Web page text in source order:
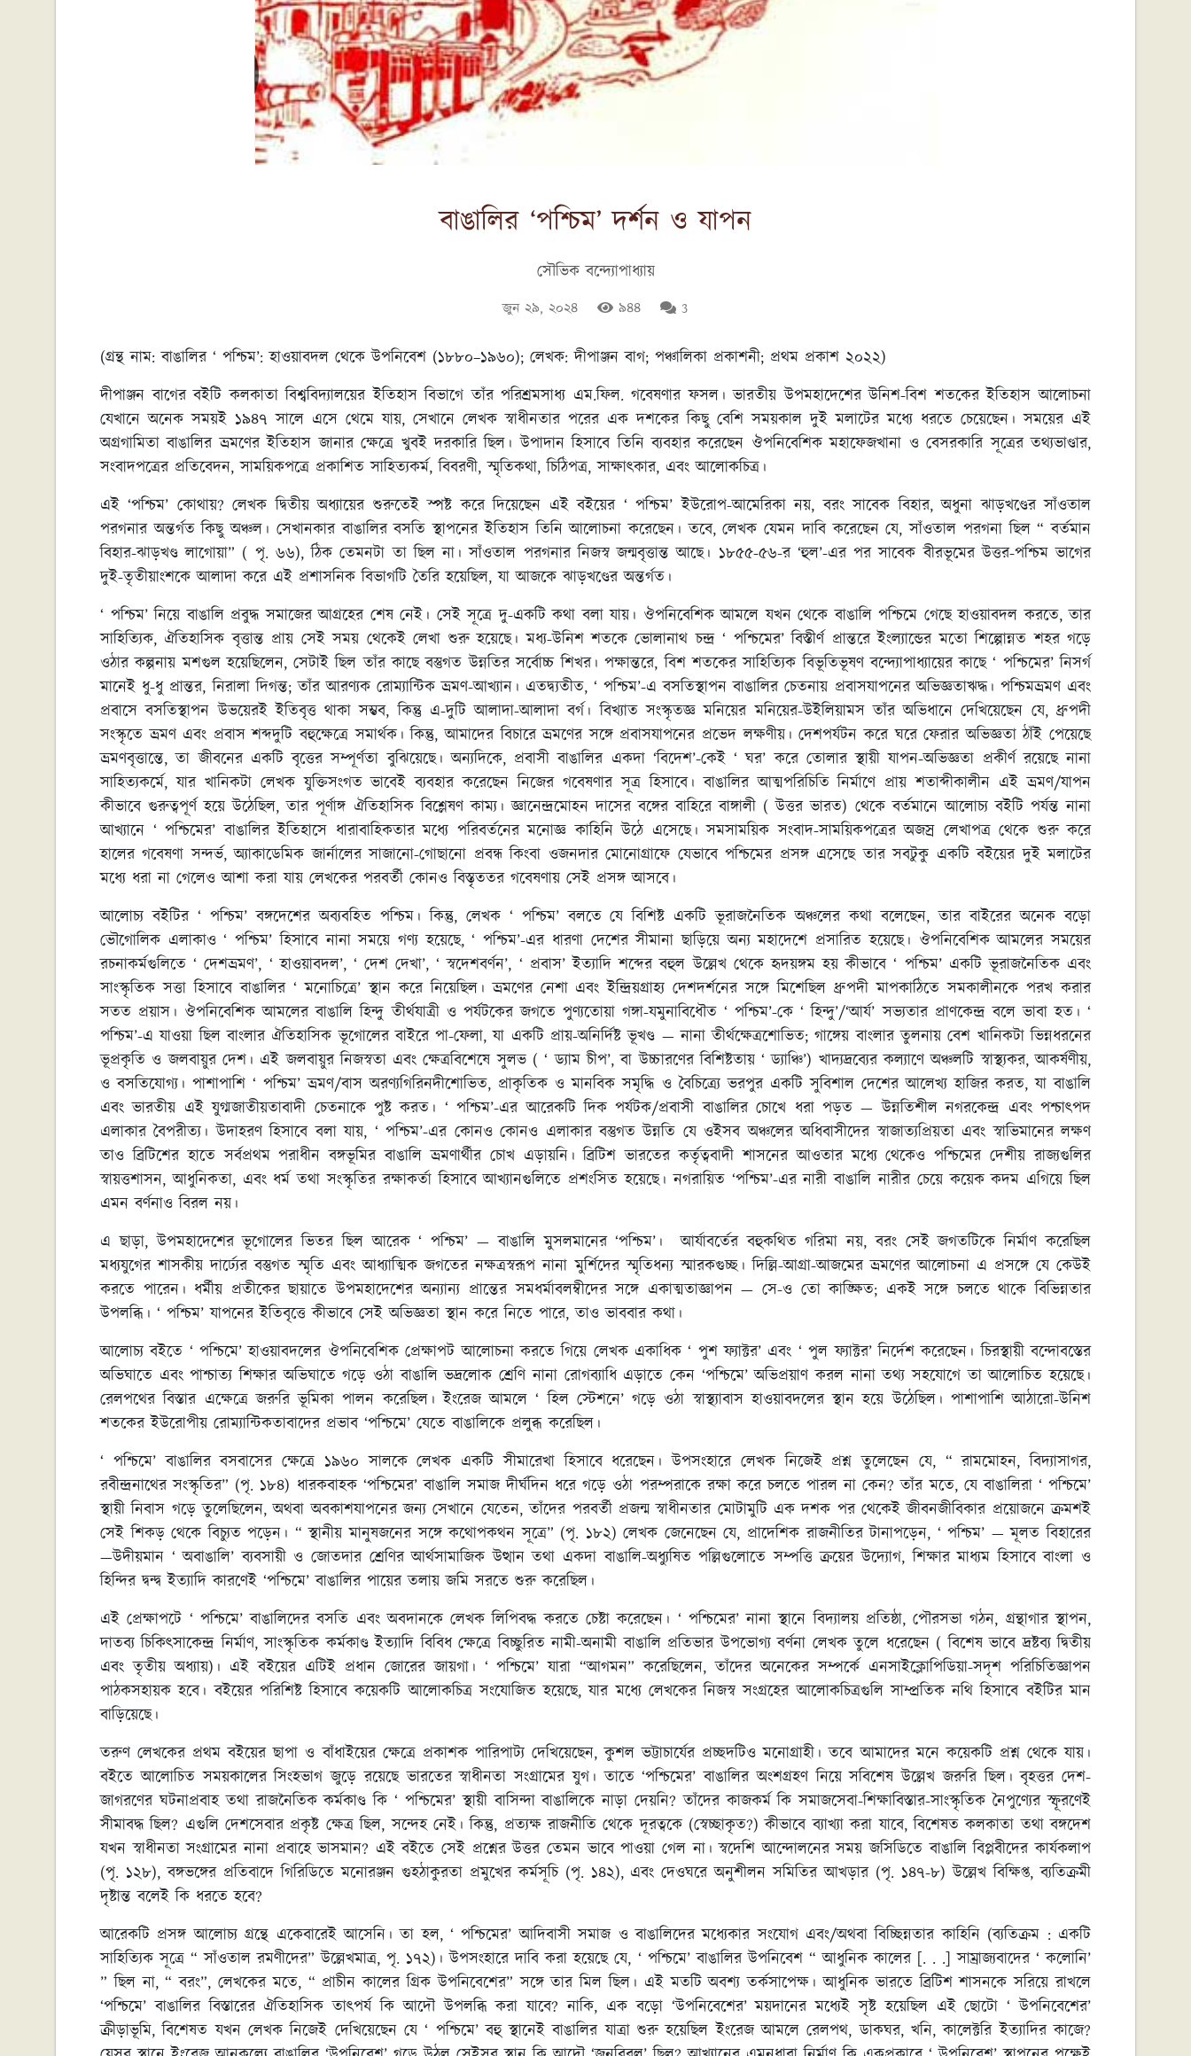
বাঙালির ‘পশ্চিম’ দর্শন ও যাপন
সৌভিক বন্দ্যোপাধ্যায়
জুন ২৯, ২০২৪ ৯৪৪ 3
(গ্রন্থ নাম:বাঙালির‘ পশ্চিম’:হাওয়াবদল থেকে উপনিবেশ (১৮৮০–১৯৬০); লেখক:দীপাঞ্জন বাগ; পঞ্চালিকা প্রকাশনী; প্রথম প্রকাশ ২০২২)
দীপাঞ্জন বাগের বইটি কলকাতা বিশ্ববিদ্যালয়ের ইতিহাস বিভাগে তাঁর পরিশ্রমসাধ্য এম.ফিল. গবেষণার ফসল। ভারতীয় উপমহাদেশের উনিশ-বিশ শতকের ইতিহাস আলোচনা
যেখানে অনেক সময়ই ১৯৪৭ সালে এসে থেমে যায়, সেখানে লেখক স্বাধীনতার পরের এক দশকের কিছু বেশি সময়কাল দুই মলাটের মধ্যে ধরতে চেয়েছেন। সময়ের এই
অগ্রগামিতা বাঙালির ভ্রমণের ইতিহাস জানার ক্ষেত্রে খুবই দরকারি ছিল। উপাদান হিসাবে তিনি ব্যবহার করেছেন ঔপনিবেশিক মহাফেজখানা ও বেসরকারি সূত্রের তথ্যভাণ্ডার,
সংবাদপত্রের প্রতিবেদন, সাময়িকপত্রে প্রকাশিত সাহিত্যকর্ম, বিবরণী, স্মৃতিকথা, চিঠিপত্র, সাক্ষাৎকার, এবং আলোকচিত্র।
এই ‘পশ্চিম’ কোথায়? লেখক দ্বিতীয় অধ্যায়ের শুরুতেই স্পষ্ট করে দিয়েছেন এই বইয়ের ‘ পশ্চিম’ ইউরোপ-আমেরিকা নয়, বরং সাবেক বিহার, অধুনা ঝাড়খণ্ডের সাঁওতাল
পরগনার অন্তর্গত কিছু অঞ্চল। সেখানকার বাঙালির বসতি স্থাপনের ইতিহাস তিনি আলোচনা করেছেন। তবে, লেখক যেমন দাবি করেছেন যে, সাঁওতাল পরগনা ছিল “ বর্তমান
বিহার-ঝাড়খণ্ড লাগোয়া” ( পৃ. ৬৬), ঠিক তেমনটা তা ছিল না। সাঁওতাল পরগনার নিজস্ব জন্মবৃত্তান্ত আছে। ১৮৫৫-৫৬-র ‘হুল’-এর পর সাবেক বীরভূমের উত্তর-পশ্চিম ভাগের
দুই-তৃতীয়াংশকে আলাদা করে এই প্রশাসনিক বিভাগটি তৈরি হয়েছিল, যা আজকে ঝাড়খণ্ডের অন্তর্গত।
‘ পশ্চিম’ নিয়ে বাঙালি প্রবুদ্ধ সমাজের আগ্রহের শেষ নেই। সেই সূত্রে দু-একটি কথা বলা যায়। ঔপনিবেশিক আমলে যখন থেকে বাঙালি পশ্চিমে গেছে হাওয়াবদল করতে, তার
সাহিত্যিক, ঐতিহাসিক বৃত্তান্ত প্রায় সেই সময় থেকেই লেখা শুরু হয়েছে। মধ্য-উনিশ শতকে ভোলানাথ চন্দ্র ‘ পশ্চিমের’ বিস্তীর্ণ প্রান্তরে ইংল্যান্ডের মতো শিল্পোন্নত শহর গড়ে
ওঠার কল্পনায় মশগুল হয়েছিলেন, সেটাই ছিল তাঁর কাছে বস্তুগত উন্নতির সর্বোচ্চ শিখর। পক্ষান্তরে, বিশ শতকের সাহিত্যিক বিভূতিভূষণ বন্দ্যোপাধ্যায়ের কাছে ‘ পশ্চিমের’ নিসর্গ
মানেই ধু-ধু প্রান্তর, নিরালা দিগন্ত; তাঁর আরণ্যক রোম্যান্টিক ভ্রমণ-আখ্যান। এতদ্ব্যতীত, ‘ পশ্চিম’-এ বসতিস্থাপন বাঙালির চেতনায় প্রবাসযাপনের অভিজ্ঞতাঋদ্ধ। পশ্চিমভ্রমণ এবং
প্রবাসে বসতিস্থাপন উভয়েরই ইতিবৃত্ত থাকা সম্ভব, কিন্তু এ-দুটি আলাদা-আলাদা বর্গ। বিখ্যাত সংস্কৃতজ্ঞ মনিয়ের মনিয়ের-উইলিয়ামস তাঁর অভিধানে দেখিয়েছেন যে, ধ্রুপদী
সংস্কৃতে ভ্রমণ এবং প্রবাস শব্দদুটি বহুক্ষেত্রে সমার্থক। কিন্তু, আমাদের বিচারে ভ্রমণের সঙ্গে প্রবাসযাপনের প্রভেদ লক্ষণীয়। দেশপর্যটন করে ঘরে ফেরার অভিজ্ঞতা ঠাঁই পেয়েছে
ভ্রমণবৃত্তান্তে, তা জীবনের একটি বৃত্তের সম্পূর্ণতা বুঝিয়েছে। অন্যদিকে, প্রবাসী বাঙালির একদা ‘বিদেশ’-কেই ‘ ঘর’ করে তোলার স্থায়ী যাপন-অভিজ্ঞতা প্রকীর্ণ র‍য়েছে নানা
সাহিত্যকর্মে, যার খানিকটা লেখক যুক্তিসংগত ভাবেই ব্যবহার করেছেন নিজের গবেষণার সূত্র হিসাবে। বাঙালির আত্মপরিচিতি নির্মাণে প্রায় শতাব্দীকালীন এই ভ্রমণ/যাপন
কীভাবে গুরুত্বপূর্ণ হয়ে উঠেছিল, তার পূর্ণাঙ্গ ঐতিহাসিক বিশ্লেষণ কাম্য। জ্ঞানেন্দ্রমোহন দাসের বঙ্গের বাহিরে বাঙ্গালী ( উত্তর ভারত) থেকে বর্তমানে আলোচ্য বইটি পর্যন্ত নানা
আখ্যানে ‘ পশ্চিমের’ বাঙালির ইতিহাসে ধারাবাহিকতার মধ্যে পরিবর্তনের মনোজ্ঞ কাহিনি উঠে এসেছে। সমসাময়িক সংবাদ-সাময়িকপত্রের অজস্র লেখাপত্র থেকে শুরু করে
হালের গবেষণা সন্দর্ভ, অ্যাকাডেমিক জার্নালের সাজানো-গোছানো প্রবন্ধ কিংবা ওজনদার মোনোগ্রাফে যেভাবে পশ্চিমের প্রসঙ্গ এসেছে তার সবটুকু একটি বইয়ের দুই মলাটের
মধ্যে ধরা না গেলেও আশা করা যায় লেখকের পরবর্তী কোনও বিস্তৃততর গবেষণায় সেই প্রসঙ্গ আসবে।
আলোচ্য বইটির ‘ পশ্চিম’ বঙ্গদেশের অব্যবহিত পশ্চিম। কিন্তু, লেখক ‘ পশ্চিম’ বলতে যে বিশিষ্ট একটি ভূরাজনৈতিক অঞ্চলের কথা বলেছেন, তার বাইরের অনেক বড়ো
ভৌগোলিক এলাকাও ‘ পশ্চিম’ হিসাবে নানা সময়ে গণ্য হয়েছে, ‘ পশ্চিম’-এর ধারণা দেশের সীমানা ছাড়িয়ে অন্য মহাদেশে প্রসারিত হয়েছে। ঔপনিবেশিক আমলের সময়ের
রচনাকর্মগুলিতে ‘ দেশভ্রমণ’, ‘ হাওয়াবদল’, ‘ দেশ দেখা’, ‘ স্বদেশবর্ণন’, ‘ প্রবাস’ ইত্যাদি শব্দের বহুল উল্লেখ থেকে হৃদয়ঙ্গম হয় কীভাবে ‘ পশ্চিম’ একটি ভূরাজনৈতিক এবং
সাংস্কৃতিক সত্তা হিসাবে বাঙালির ‘ মনোচিত্রে’ স্থান করে নিয়েছিল। ভ্রমণের নেশা এবং ইন্দ্রিয়গ্রাহ্য দেশদর্শনের সঙ্গে মিশেছিল ধ্রুপদী মাপকাঠিতে সমকালীনকে পরখ করার
সতত প্রয়াস। ঔপনিবেশিক আমলের বাঙালি হিন্দু তীর্থযাত্রী ও পর্যটকের জগতে পুণ্যতোয়া গঙ্গা-যমুনাবিধৌত ‘ পশ্চিম’-কে ‘ হিন্দু’/‘আর্য’ সভ্যতার প্রাণকেন্দ্র বলে ভাবা হত। ‘
পশ্চিম’-এ যাওয়া ছিল বাংলার ঐতিহাসিক ভূগোলের বাইরে পা-ফেলা, যা একটি প্রায়-অনির্দিষ্ট ভূখণ্ড — নানা তীর্থক্ষেত্রশোভিত; গাঙ্গেয় বাংলার তুলনায় বেশ খানিকটা ভিন্নধরনের
ভূপ্রকৃতি ও জলবায়ুর দেশ। এই জলবায়ুর নিজস্বতা এবং ক্ষেত্রবিশেষে সুলভ ( ‘ ড্যাম চীপ’, বা উচ্চারণের বিশিষ্টতায় ‘ ড্যাঞ্চি’) খাদ্যদ্রব্যের কল্যাণে অঞ্চলটি স্বাস্থ্যকর, আকর্ষণীয়,
ও বসতিযোগ্য। পাশাপাশি ‘ পশ্চিম’ ভ্রমণ/বাস অরণ্যগিরিনদীশোভিত, প্রাকৃতিক ও মানবিক সমৃদ্ধি ও বৈচিত্র্যে ভরপুর একটি সুবিশাল দেশের আলেখ্য হাজির করত, যা বাঙালি
এবং ভারতীয় এই যুগ্মজাতীয়তাবাদী চেতনাকে পুষ্ট করত। ‘ পশ্চিম’-এর আরেকটি দিক পর্যটক/প্রবাসী বাঙালির চোখে ধরা পড়ত — উন্নতিশীল নগরকেন্দ্র এবং পশ্চাৎপদ
এলাকার বৈপরীত্য। উদাহরণ হিসাবে বলা যায়, ‘ পশ্চিম’-এর কোনও কোনও এলাকার বস্তুগত উন্নতি যে ওইসব অঞ্চলের অধিবাসীদের স্বাজাত্যপ্রিয়তা এবং স্বাভিমানের লক্ষণ
তাও ব্রিটিশের হাতে সর্বপ্রথম পরাধীন বঙ্গভূমির বাঙালি ভ্রমণার্থীর চোখ এড়ায়নি। ব্রিটিশ ভারতের কর্তৃত্ববাদী শাসনের আওতার মধ্যে থেকেও পশ্চিমের দেশীয় রাজ্যগুলির
স্বায়ত্তশাসন, আধুনিকতা, এবং ধর্ম তথা সংস্কৃতির রক্ষাকর্তা হিসাবে আখ্যানগুলিতে প্রশংসিত হয়েছে। নগরায়িত ‘পশ্চিম’-এর নারী বাঙালি নারীর চেয়ে কয়েক কদম এগিয়ে ছিল
এমন বর্ণনাও বিরল নয়।
এ ছাড়া, উপমহাদেশের ভূগোলের ভিতর ছিল আরেক ‘ পশ্চিম’ — বাঙালি মুসলমানের ‘পশ্চিম’। আর্যাবর্তের বহুকথিত গরিমা নয়, বরং সেই জগতটিকে নির্মাণ করেছিল
মধ্যযুগের শাসকীয় দার্ঢ্যের বস্তুগত স্মৃতি এবং আধ্যাত্মিক জগতের নক্ষত্রস্বরূপ নানা মুর্শিদের স্মৃতিধন্য স্মারকগুচ্ছ। দিল্লি-আগ্রা-আজমের ভ্রমণের আলোচনা এ প্রসঙ্গে যে কেউই
করতে পারেন। ধর্মীয় প্রতীকের ছায়াতে উপমহাদেশের অন্যান্য প্রান্তের সমধর্মাবলম্বীদের সঙ্গে একাত্মতাজ্ঞাপন — সে-ও তো কাঙ্ক্ষিত; একই সঙ্গে চলতে থাকে বিভিন্নতার
উপলব্ধি। ‘ পশ্চিম’ যাপনের ইতিবৃত্তে কীভাবে সেই অভিজ্ঞতা স্থান করে নিতে পারে, তাও ভাববার কথা।
আলোচ্য বইতে ‘ পশ্চিমে’ হাওয়াবদলের ঔপনিবেশিক প্রেক্ষাপট আলোচনা করতে গিয়ে লেখক একাধিক ‘ পুশ ফ্যাক্টর’ এবং ‘ পুল ফ্যাক্টর’ নির্দেশ করেছেন। চিরস্থায়ী বন্দোবস্তের
অভিঘাতে এবং পাশ্চাত্য শিক্ষার অভিঘাতে গড়ে ওঠা বাঙালি ভদ্রলোক শ্রেণি নানা রোগব্যাধি এড়াতে কেন ‘পশ্চিমে’ অভিপ্রয়াণ করল নানা তথ্য সহযোগে তা আলোচিত হয়েছে।
রেলপথের বিস্তার এক্ষেত্রে জরুরি ভূমিকা পালন করেছিল। ইংরেজ আমলে ‘ হিল স্টেশনে’ গড়ে ওঠা স্বাস্থ্যাবাস হাওয়াবদলের স্থান হয়ে উঠেছিল। পাশাপাশি আঠারো-উনিশ
শতকের ইউরোপীয় রোম্যান্টিকতাবাদের প্রভাব ‘পশ্চিমে’ যেতে বাঙালিকে প্রলুব্ধ করেছিল।
‘ পশ্চিমে’ বাঙালির বসবাসের ক্ষেত্রে ১৯৬০ সালকে লেখক একটি সীমারেখা হিসাবে ধরেছেন। উপসংহারে লেখক নিজেই প্রশ্ন তুলেছেন যে, “ রামমোহন, বিদ্যাসাগর,
রবীন্দ্রনাথের সংস্কৃতির” (পৃ. ১৮৪) ধারকবাহক ‘পশ্চিমের’ বাঙালি সমাজ দীর্ঘদিন ধরে গড়ে ওঠা পরম্পরাকে রক্ষা করে চলতে পারল না কেন? তাঁর মতে, যে বাঙালিরা ‘ পশ্চিমে’
স্থায়ী নিবাস গড়ে তুলেছিলেন, অথবা অবকাশযাপনের জন্য সেখানে যেতেন, তাঁদের পরবর্তী প্রজন্ম স্বাধীনতার মোটামুটি এক দশক পর থেকেই জীবনজীবিকার প্রয়োজনে ক্রমশই
সেই শিকড় থেকে বিচ্যুত পড়েন। “ স্থানীয় মানুষজনের সঙ্গে কথোপকথন সূত্রে” (পৃ. ১৮২) লেখক জেনেছেন যে, প্রাদেশিক রাজনীতির টানাপড়েন, ‘ পশ্চিম’ — মূলত বিহারের
—উদীয়মান ‘ অবাঙালি’ ব্যবসায়ী ও জোতদার শ্রেণির আর্থসামাজিক উত্থান তথা একদা বাঙালি-অধ্যুষিত পল্লিগুলোতে সম্পত্তি ক্রয়ের উদ্যোগ, শিক্ষার মাধ্যম হিসাবে বাংলা ও
হিন্দির দ্বন্দ্ব ইত্যাদি কারণেই ‘পশ্চিমে’ বাঙালির পায়ের তলায় জমি সরতে শুরু করেছিল।
এই প্রেক্ষাপটে ‘ পশ্চিমে’ বাঙালিদের বসতি এবং অবদানকে লেখক লিপিবদ্ধ করতে চেষ্টা করেছেন। ‘ পশ্চিমের’ নানা স্থানে বিদ্যালয় প্রতিষ্ঠা, পৌরসভা গঠন, গ্রন্থাগার স্থাপন,
দাতব্য চিকিৎসাকেন্দ্র নির্মাণ, সাংস্কৃতিক কর্মকাণ্ড ইত্যাদি বিবিধ ক্ষেত্রে বিচ্ছুরিত নামী-অনামী বাঙালি প্রতিভার উপভোগ্য বর্ণনা লেখক তুলে ধরেছেন ( বিশেষ ভাবে দ্রষ্টব্য দ্বিতীয়
এবং তৃতীয় অধ্যায়)। এই বইয়ের এটিই প্রধান জোরের জায়গা। ‘ পশ্চিমে’ যারা “আগমন” করেছিলেন, তাঁদের অনেকের সম্পর্কে এনসাইক্লোপিডিয়া-সদৃশ পরিচিতিজ্ঞাপন
পাঠকসহায়ক হবে। বইয়ের পরিশিষ্ট হিসাবে কয়েকটি আলোকচিত্র সংযোজিত হয়েছে, যার মধ্যে লেখকের নিজস্ব সংগ্রহের আলোকচিত্রগুলি সাম্প্রতিক নথি হিসাবে বইটির মান
বাড়িয়েছে।
তরুণ লেখকের প্রথম বইয়ের ছাপা ও বাঁধাইয়ের ক্ষেত্রে প্রকাশক পারিপাট্য দেখিয়েছেন, কুশল ভট্টাচার্যের প্রচ্ছদটিও মনোগ্রাহী। তবে আমাদের মনে কয়েকটি প্রশ্ন থেকে যায়।
বইতে আলোচিত সময়কালের সিংহভাগ জুড়ে রয়েছে ভারতের স্বাধীনতা সংগ্রামের যুগ। তাতে ‘পশ্চিমের’ বাঙালির অংশগ্রহণ নিয়ে সবিশেষ উল্লেখ জরুরি ছিল। বৃহত্তর দেশ-
জাগরণের ঘটনাপ্রবাহ তথা রাজনৈতিক কর্মকাণ্ড কি ‘ পশ্চিমের’ স্থায়ী বাসিন্দা বাঙালিকে নাড়া দেয়নি? তাঁদের কাজকর্ম কি সমাজসেবা-শিক্ষাবিস্তার-সাংস্কৃতিক নৈপুণ্যের স্ফূরণেই
সীমাবদ্ধ ছিল? এগুলি দেশসেবার প্রকৃষ্ট ক্ষেত্র ছিল, সন্দেহ নেই। কিন্তু, প্রত্যক্ষ রাজনীতি থেকে দূরত্বকে (স্বেচ্ছাকৃত?) কীভাবে ব্যাখ্যা করা যাবে, বিশেষত কলকাতা তথা বঙ্গদেশ
যখন স্বাধীনতা সংগ্রামের নানা প্রবাহে ভাসমান? এই বইতে সেই প্রশ্নের উত্তর তেমন ভাবে পাওয়া গেল না। স্বদেশি আন্দোলনের সময় জসিডিতে বাঙালি বিপ্লবীদের কার্যকলাপ
(পৃ. ১২৮), বঙ্গভঙ্গের প্রতিবাদে গিরিডিতে মনোরঞ্জন গুহঠাকুরতা প্রমুখের কর্মসূচি (পৃ. ১৪২), এবং দেওঘরে অনুশীলন সমিতির আখড়ার (পৃ. ১৪৭-৮) উল্লেখ বিক্ষিপ্ত, ব্যতিক্রমী
দৃষ্টান্ত বলেই কি ধরতে হবে?
আরেকটি প্রসঙ্গ আলোচ্য গ্রন্থে একেবারেই আসেনি। তা হল, ‘ পশ্চিমের’ আদিবাসী সমাজ ও বাঙালিদের মধ্যেকার সংযোগ এবং/অথবা বিচ্ছিন্নতার কাহিনি (ব্যতিক্রম : একটি
সাহিত্যিক সূত্রে “ সাঁওতাল রমণীদের” উল্লেখমাত্র, পৃ. ১৭২)। উপসংহারে দাবি করা হয়েছে যে, ‘ পশ্চিমে’ বাঙালির উপনিবেশ “ আধুনিক কালের [. . .] সাম্রাজ্যবাদের ‘ কলোনি’
” ছিল না, “ বরং”, লেখকের মতে, “ প্রাচীন কালের গ্রিক উপনিবেশের” সঙ্গে তার মিল ছিল। এই মতটি অবশ্য তর্কসাপেক্ষ। আধুনিক ভারতে ব্রিটিশ শাসনকে সরিয়ে রাখলে
‘পশ্চিমে’ বাঙালির বিস্তারের ঐতিহাসিক তাৎপর্য কি আদৌ উপলব্ধি করা যাবে? নাকি, এক বড়ো ‘উপনিবেশের’ ময়দানের মধ্যেই সৃষ্ট হয়েছিল এই ছোটো ‘ উপনিবেশের’
ক্রীড়াভূমি, বিশেষত যখন লেখক নিজেই দেখিয়েছেন যে ‘ পশ্চিমে’ বহু স্থানেই বাঙালির যাত্রা শুরু হয়েছিল ইংরেজ আমলে রেলপথ, ডাকঘর, খনি, কালেক্টরি ইত্যাদির কাজে?